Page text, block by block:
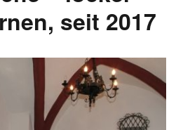
seit 2017